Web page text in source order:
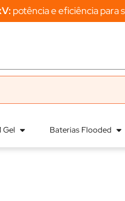
potência e eficiência para
Gel Baterias Flooded